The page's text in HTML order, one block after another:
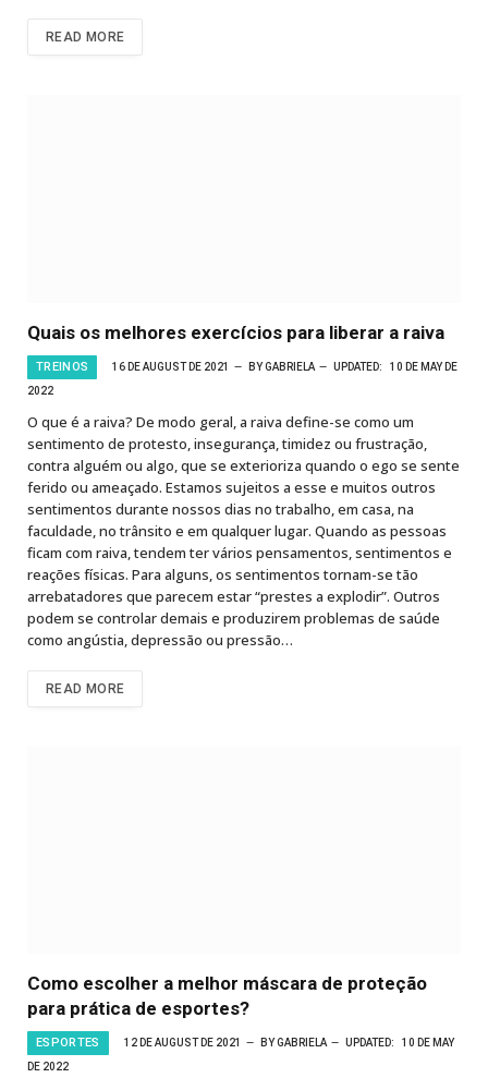
READ MORE
Quais os melhores exercícios para liberar a raiva
TREINOS 16 DE AUGUST DE 2021 BYGABRIELA UPDATED:
10 DE MAY DE
2022
O que é a raiva? De modo geral, a raiva define-se como um
sentimento de protesto, insegurança, timidez ou frustração,
contra alguém ou algo, que se exterioriza quando o ego se sente
ferido ou ameaçado. Estamos sujeitos a esse e muitos outros
sentimentos durante nossos dias no trabalho, em casa, na
faculdade, no trânsito e em qualquer lugar. Quando as pessoas
ficam com raiva, tendem ter vários pensamentos, sentimentos e
reações físicas. Para alguns, os sentimentos tornam-se tão
arrebatadores que parecem estar “prestes a explodir”. Outros
podem se controlar demais e produzirem problemas de saúde
como angústia, depressão ou pressão…
READ MORE
Como escolher a melhor máscara de proteção
para prática de esportes?
ESPORTES 12 DE AUGUST DE 2021 BY GABRIELA UPDATED:
10 DE MAY
DE 2022